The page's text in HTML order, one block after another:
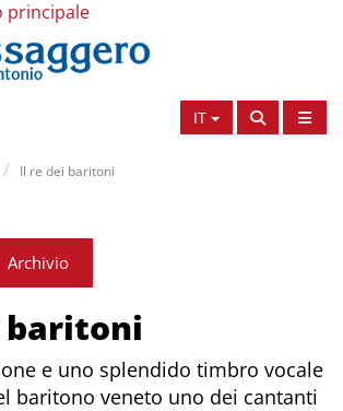
principale
IT
Il re dei baritoni
Archivio
baritoni
e uno splendido timbro vocale
baritono veneto uno dei cantanti